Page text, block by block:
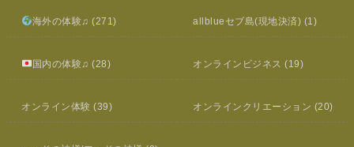
海外の体験♫ (271) allblueセブ島(現地決済) (1)
国内の体験♫ (28) オンラインビジネス (19)
オンライン体験 (39) オンラインクリエーション (20)